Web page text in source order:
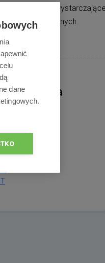
4 szt., co jest
ceramicznych.
dane